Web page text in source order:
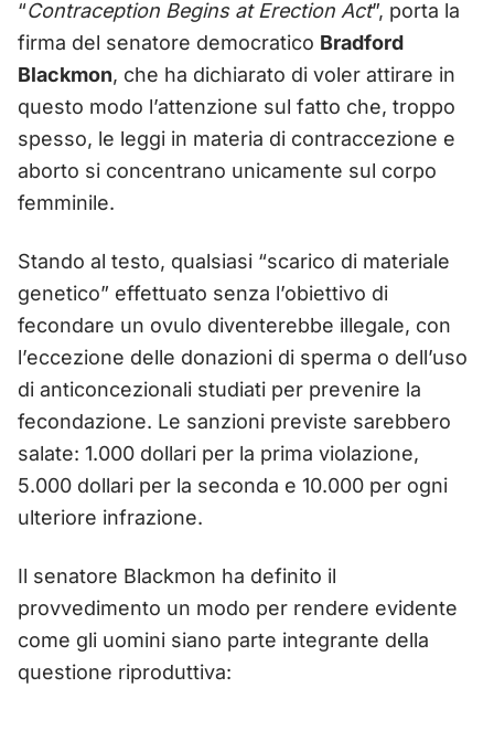
“Contraception Begins at Erection Act”, porta la
firma del senatore democratico Bradford
Blackmon, che ha dichiarato di voler attirare in
questo modo l’attenzione sul fatto che, troppo
spesso, le leggi in materia di contraccezione e
aborto si concentrano unicamente sul corpo
femminile.
Stando al testo, qualsiasi “scarico di materiale
genetico” effettuato senza l’obiettivo di
fecondare un ovulo diventerebbe illegale, con
l’eccezione delle donazioni di sperma o dell’uso
di anticoncezionali studiati per prevenire la
fecondazione. Le sanzioni previste sarebbero
salate: 1.000 dollari per la prima violazione,
5.000 dollari per la seconda e 10.000 per ogni
ulteriore infrazione.
Il senatore Blackmon ha definito il
provvedimento un modo per rendere evidente
come gli uomini siano parte integrante della
questione riproduttiva: